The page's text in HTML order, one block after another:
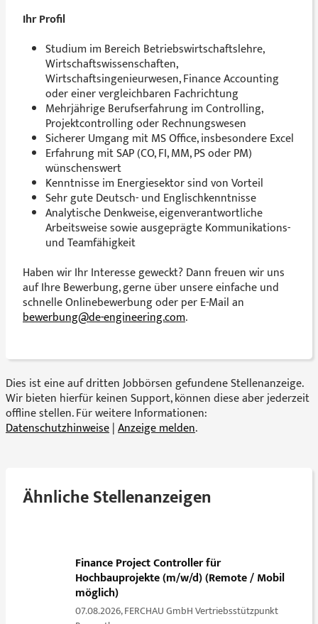
Ihr Profil
Studium im Bereich Betriebswirtschaftslehre,
Wirtschaftswissenschaften,
Wirtschaftsingenieurwesen, Finance Accounting
oder einer vergleichbaren Fachrichtung
Mehrjährige Berufserfahrung im Controlling,
Projektcontrolling oder Rechnungswesen
Sicherer Umgang mit MS Office, insbesondere Excel
Erfahrung mit SAP (CO, FI, MM, PS oder PM)
wünschenswert
Kenntnisse im Energiesektor sind von Vorteil
Sehr gute Deutsch- und Englischkenntnisse
Analytische Denkweise, eigenverantwortliche
Arbeitsweise sowie ausgeprägte Kommunikations-
und Teamfähigkeit
Haben wir Ihr Interesse geweckt? Dann freuen wir uns
auf Ihre Bewerbung, gerne über unsere einfache und
schnelle Onlinebewerbung oder per E-Mail an
bewerbung@de-engineering.com.
Dies ist eine auf dritten Jobbörsen gefundene Stellenanzeige.
Wir bieten hierfür keinen Support, können diese aber jederzeit
offline stellen. Für weitere Informationen:
Datenschutzhinweise|Anzeige melden.
Ähnliche Stellenanzeigen
Finance Project Controller für
Hochbauprojekte (m/w/d) (Remote / Mobil
möglich)
07.08.2026,FERCHAU GmbH Vertriebsstützpunkt